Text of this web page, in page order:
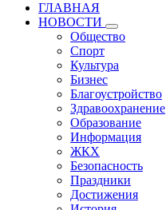
ГЛАВНАЯ
НОВОСТИ
Общество
Спорт
Культура
Бизнес
Благоустройство
Здравоохранение
Образование
Информация
ЖКХ
Безопасность
Праздники
Достижения